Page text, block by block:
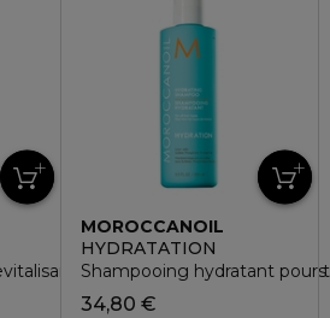
hydratant pour tous les
MOROCCANOIL
HYDRATATION
Shampooing hydratant pour
34,80 €